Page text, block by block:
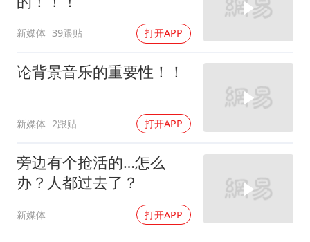
新媒体 39跟贴 打开APP
论背景音乐的重要性！！
新媒体 2跟贴 打开APP
旁边有个抢活的…怎么
办？人都过去了？
新媒体 打开APP